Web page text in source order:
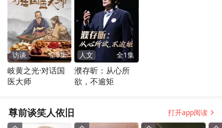
访谈 全5集
岐黄之光·对话国
医大师
人文 全1集
濮存昕：从心所
欲，不逾矩
尊前谈笑人依旧 打开app阅读